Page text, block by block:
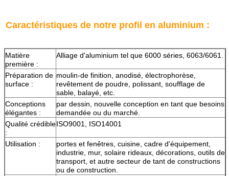
Caractéristiques de notre profil en aluminium :
Matière
première :
Alliage d'aluminium tel que 6000 séries, 6063/6061.
Préparation de
surface :
moulin-de finition, anodisé, électrophorèse,
revêtement de poudre, polissant, soufflage de
sable, balayé, etc.
Conceptions
élégantes :
par dessin, nouvelle conception en tant que besoins
demandée ou du marché.
Qualité crédible
:
ISO9001, ISO14001
Utilisation :
portes et fenêtres, cuisine, cadre d'équipement,
industrie, mur, solaire rideaux, décorations, outils de
transport, et autre secteur de tant de constructions
ou de construction.